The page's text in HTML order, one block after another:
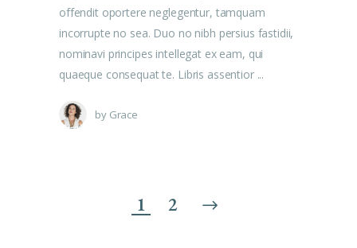
offendit oportere neglegentur, tamquam
incorrupte no sea. Duo no nibh persius fastidii,
nominavi principes intellegat ex eam, qui
quaeque consequat te. Libris assentior
by Grace
1 2